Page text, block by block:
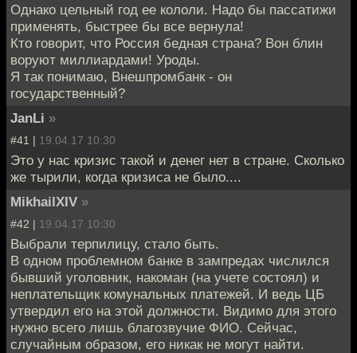
Однако цельный год ее кололи. Надо бы пассатижи
применять, быстрее бы все вернула!
Кто говорит, что Россия бедная страна? Вон блин
воруют миллиардами! Уроды.
Я так понимаю, Внешпромбанк - он
государственный?
JanLi »
#41 | 19.04.17 10:30
Это у нас кризис такой и денег нет в стране. Сколько
же тырили, когда кризиса не было....
MikhailXIV »
#42 | 19.04.17 10:30
Выбрали терпилицу, стало быть.
В одном проблемном банке в зампредах числился
бывший уголовник, накоман (на учете состоял) и
неплательщик комунальных платежей. И ведь ЦБ
утвердил его на этой должности. Видимо для этого
нужно всего лишь благозвучие ФИО. Сейчас,
случайным образом, его никак не могут найти.